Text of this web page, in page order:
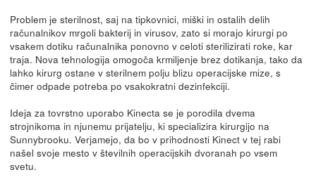
Problem je sterilnost, saj na tipkovnici, miški in ostalih delih
računalnikov mrgoli bakterij in virusov, zato si morajo kirurgi po
vsakem dotiku računalnika ponovno v celoti sterilizirati roke, kar
traja. Nova tehnologija omogoča krmiljenje brez dotikanja, tako da
lahko kirurg ostane v sterilnem polju blizu operacijske mize, s
čimer odpade potreba po vsakokratni dezinfekciji.
Ideja za tovrstno uporabo Kinecta se je porodila dvema
strojnikoma in njunemu prijatelju, ki specializira kirurgijo na
Sunnybrooku. Verjamejo, da bo v prihodnosti Kinect v tej rabi
našel svoje mesto v številnih operacijskih dvoranah po vsem
svetu.